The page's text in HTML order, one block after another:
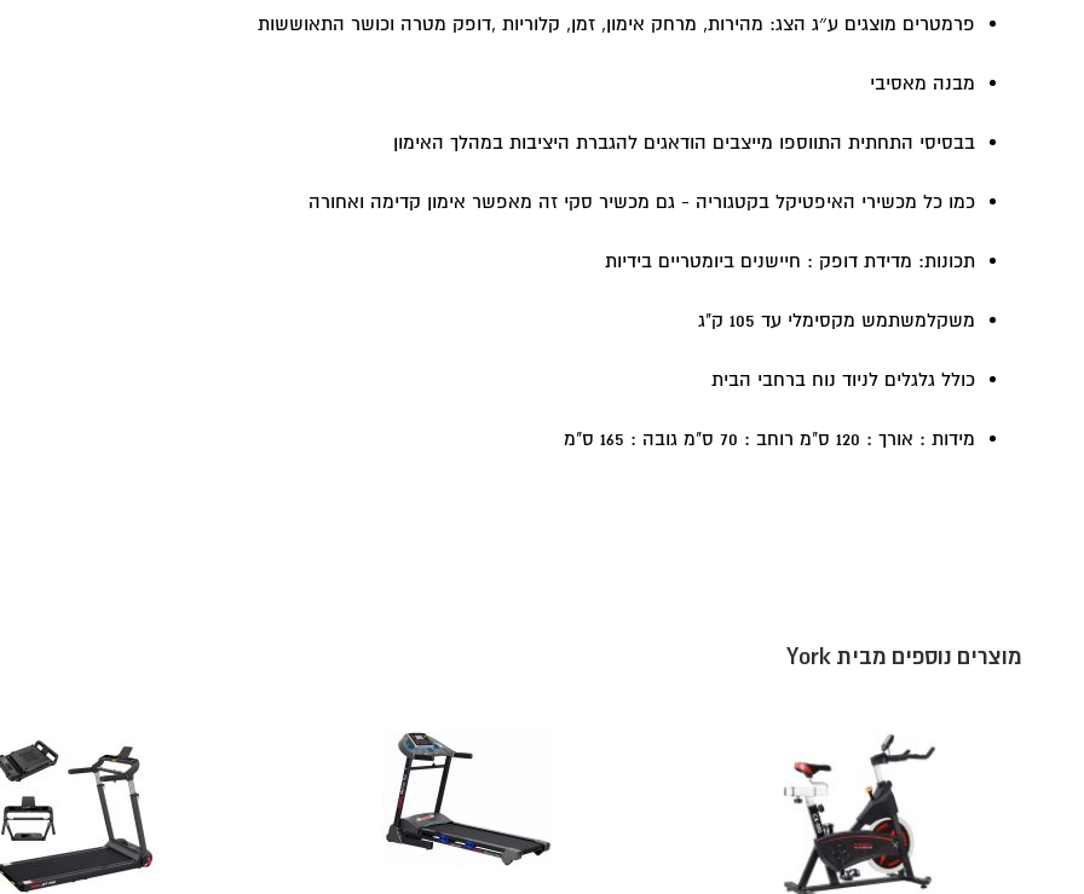
פרמטרים מוצגים ע״ג הצג: מהירות, מרחק אימון, זמן, קלוריות ,דופק מטרה וכושר התאוששות
מבנה מאסיבי
בבסיסי התחתית התווספו מייצבים הודאגים להגברת היציבות במהלך האימון
כמו כל מכשירי האיפטיקל בקטגוריה - גם מכשיר סקי זה מאפשר אימון קדימה ואחורה
תכונות: מדידת דופק : חיישנים ביומטריים בידיות
משקלמשתמש מקסימלי עד 105 ק"ג
כולל גלגלים לניוד נוח ברחבי הבית
מידות : אורך : 120 ס"מ רוחב : 70 ס"מ גובה : 165 ס"מ
מוצרים נוספים מבית York